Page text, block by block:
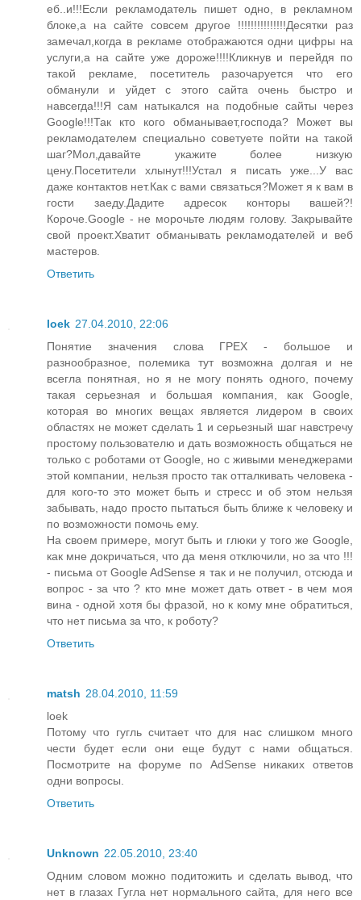
еб..и!!!Если рекламодатель пишет одно, в рекламном
блоке,а на сайте совсем другое !!!!!!!!!!!!!!!Десятки раз
замечал,когда в рекламе отображаются одни цифры на
услуги,а на сайте уже дороже!!!!Кликнув и перейдя по
такой рекламе, посетитель разочаруется что его
обманули и уйдет с этого сайта очень быстро и
навсегда!!!Я сам натыкался на подобные сайты через
Google!!!Так кто кого обманывает,господа? Может вы
рекламодателем специально советуете пойти на такой
шаг?Мол,давайте укажите более низкую
цену.Посетители хлынут!!!Устал я писать уже...У вас
даже контактов нет.Как с вами связаться?Может я к вам в
гости заеду.Дадите адресок конторы вашей?!
Короче.Google - не морочьте людям голову. Закрывайте
свой проект.Хватит обманывать рекламодателей и веб
мастеров.
Ответить
loek 27.04.2010, 22:06
Понятие значения слова ГРЕХ - большое и
разнообразное, полемика тут возможна долгая и не
всегла понятная, но я не могу понять одного, почему
такая серьезная и большая компания, как Google,
которая во многих вещах является лидером в своих
областях не может сделать 1 и серьезный шаг навстречу
простому пользователю и дать возможность общаться не
только с роботами от Google, но с живыми менеджерами
этой компании, нельзя просто так отталкивать человека -
для кого-то это может быть и стресс и об этом нельзя
забывать, надо просто пытаться быть ближе к человеку и
по возможности помочь ему.
На своем примере, могут быть и глюки у того же Google,
как мне докричаться, что да меня отключили, но за что !!!
- письма от Google AdSense я так и не получил, отсюда и
вопрос - за что ? кто мне может дать ответ - в чем моя
вина - одной хотя бы фразой, но к кому мне обратиться,
что нет письма за что, к роботу?
Ответить
matsh 28.04.2010, 11:59
loek
Потому что гугль считает что для нас слишком много
чести будет если они еще будут с нами общаться.
Посмотрите на форуме по AdSense никаких ответов
одни вопросы.
Ответить
Unknown 22.05.2010, 23:40
Одним словом можно подитожить и сделать вывод, что
нет в глазах Гугла нет нормального сайта, для него все